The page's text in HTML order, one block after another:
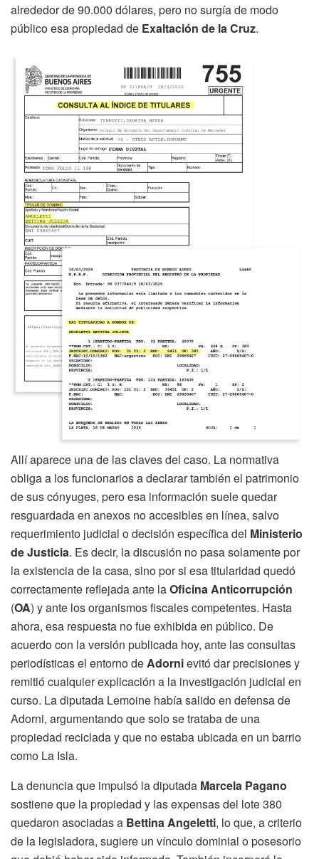
alrededor de 90.000 dólares, pero no surgía de modo
público esa propiedad de Exaltación de la Cruz.
Allí aparece una de las claves del caso. La normativa
obliga a los funcionarios a declarar también el patrimonio
de sus cónyuges, pero esa información suele quedar
resguardada en anexos no accesibles en línea, salvo
requerimiento judicial o decisión específica del Ministerio
de Justicia. Es decir, la discusión no pasa solamente por
la existencia de la casa, sino por si esa titularidad quedó
correctamente reflejada ante laOficina Anticorrupción
(OA) y ante los organismos fiscales competentes. Hasta
ahora, esa respuesta no fue exhibida en público. De
acuerdo con la versión publicada hoy, ante las consultas
periodísticas el entorno deAdornievitó dar precisiones y
remitió cualquier explicación a la investigación judicial en
curso. La diputada Lemoine había salido en defensa de
Adorni, argumentando que solo se trataba de una
propiedad reciclada y que no estaba ubicada en un barrio
como La Isla.
La denuncia que impulsó la diputada Marcela Pagano
sostiene que la propiedad y las expensas del lote 380
quedaron asociadas a Bettina Angeletti, lo que, a criterio
de la legisladora, sugiere un vínculo dominial o posesorio